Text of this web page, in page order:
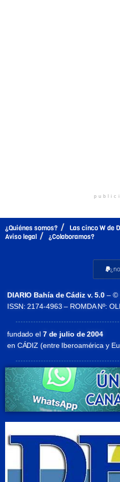
¿Quiénes somos? Las cinco W de
Aviso legal
¿Colaboramos?
DIARIO Bahía de Cádiz v. 5.0 – ©
ISSN: 2174-4963 – ROMDA Nº:
fundado el7 de julio de 2004
en CÁDIZ (entre Iberoamérica y